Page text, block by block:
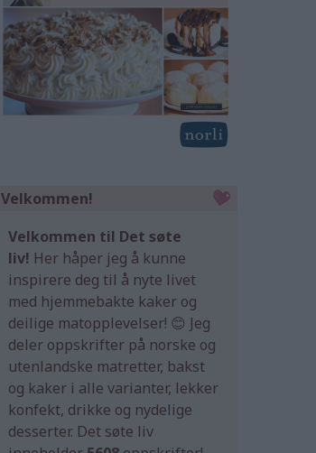
Velkommen!
Velkommen til Det søte
liv! Her håper jeg å kunne
inspirere deg til å nyte livet
med hjemmebakte kaker og
deilige matopplevelser! 😊 Jeg
deler oppskrifter på norske og
utenlandske matretter, bakst
og kaker i alle varianter, lekker
konfekt, drikke og nydelige
desserter. Det søte liv